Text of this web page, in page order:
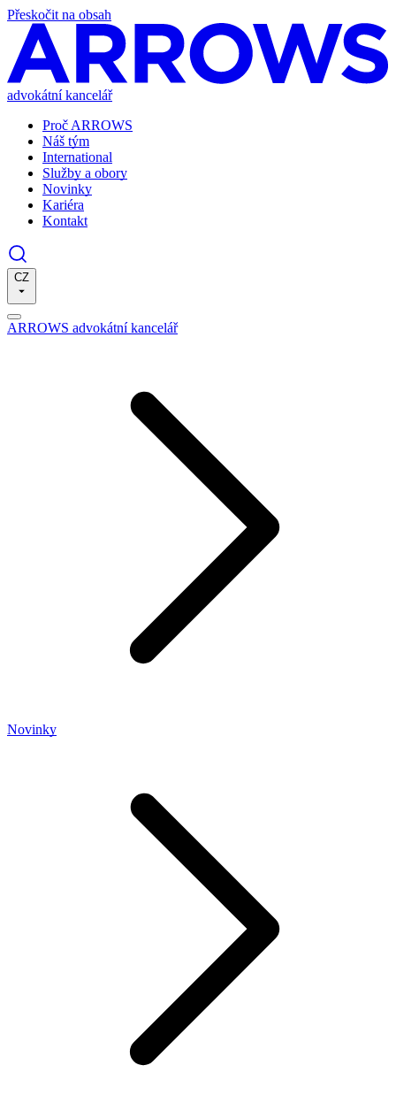
Přeskočit na obsah
advokátní kancelář
Proč ARROWS
Náš tým
International
Služby a obory
Novinky
Kariéra
Kontakt
CZ
ARROWS advokátní kancelář
Novinky